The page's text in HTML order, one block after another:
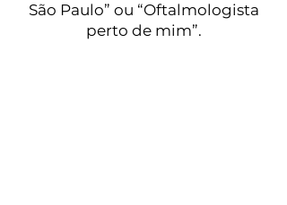
São Paulo” ou “Oftalmologista
perto de mim”.